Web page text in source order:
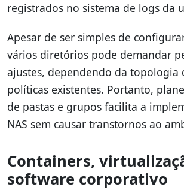
registrados no sistema de logs da
Apesar de ser simples de
vários diretórios pode demandar
ajustes, dependendo da topologia
políticas existentes. Portanto,
de pastas e grupos facilita a
NAS sem causar transtornos ao
Containers,
software corporativo